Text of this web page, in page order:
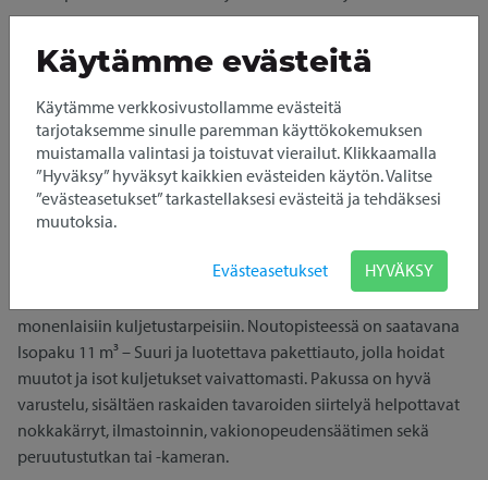
varressa.
Avaa HSL:n reittiopas
Pakettiauton vuokraus
Helsingistä
Autojen nouto ja palautus tapahtuu itsepalveluna
älypuhelimella, pakettiautot saatavana 24/7.
Pakettiautomme ovat hyväkuntoisia, siistejä ja
monenlaisiin kuljetustarpeisiin. Noutopisteessä on saatavana
Isopaku 11 m³ – Suuri ja luotettava pakettiauto, jolla hoidat
muutot ja isot kuljetukset vaivattomasti. Pakussa on hyvä
varustelu, sisältäen raskaiden tavaroiden siirtelyä helpottavat
nokkakärryt, ilmastoinnin, vakionopeudensäätimen sekä
peruutustutkan tai -kameran.
Käytämme evästeitä
Käytämme verkkosivustollamme evästeitä
tarjotaksemme sinulle paremman käyttökokemuksen
muistamalla valintasi ja toistuvat vierailut. Klikkaamalla
”Hyväksy” hyväksyt kaikkien evästeiden käytön. Valitse
”evästeasetukset” tarkastellaksesi evästeitä ja tehdäksesi
muutoksia.
Evästeasetukset HYVÄKSY